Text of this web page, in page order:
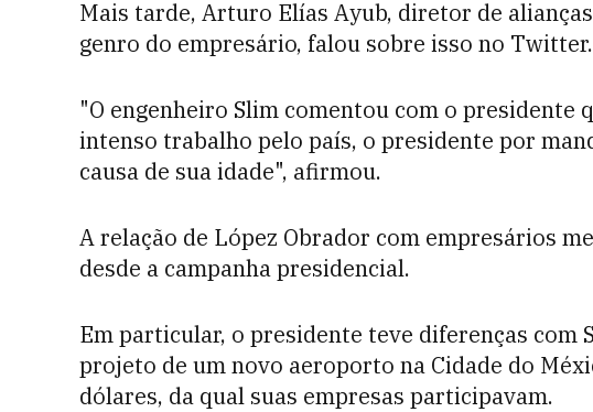
Mais tarde, Arturo Elías Ayub, diretor de
genro do empresário, falou sobre isso no Twitter.
"O engenheiro Slim comentou com o presidente
intenso trabalho pelo país, o presidente por
causa de sua idade", afirmou.
A relação de López Obrador com empresários
desde a campanha presidencial.
Em particular, o presidente teve diferenças com
projeto de um novo aeroporto na Cidade do
dólares, da qual suas empresas participavam.